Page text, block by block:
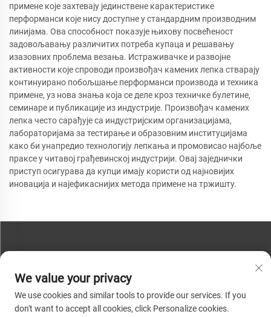
примене које захтевају јединствене карактеристике
перформанси које нису доступне у стандардним производним
линијама. Ова способност показује њихову посвећеност
задовољавању различитих потреба купаца и решавању
изазовних проблема везања. Истраживачке и развојне
активности које спроводи произвођач камених лепка стварају
континуирано побољшање перформанси производа и техника
примене, уз нова знања која се деле кроз техничке булетине,
семинаре и публикације из индустрије. Произвођач камених
лепка често сарађује са индустријским организацијама,
лабораторијама за тестирање и образовним институцијама
како би унапредио технологију лепкања и промовисао најбоље
праксе у читавој грађевинској индустрији. Овај заједнички
приступ осигурава да купци имају користи од најновијих
иновација и најефикаснијих метода примене на тржишту.
Телефон:+86-13793890209
Телефон:+86-13793890209
We value your privacy
We use cookies and similar tools to provide our services. If you
don't want to accept all cookies, click Personalize cookies.